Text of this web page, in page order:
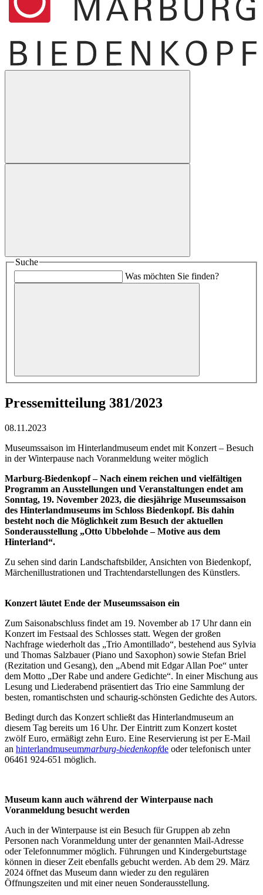
Suche
Was möchten Sie finden?
Pressemitteilung 381/2023
08.11.2023
Museumssaison im Hinterlandmuseum endet mit Konzert – Besuch
in der Winterpause nach Voranmeldung weiter möglich
Marburg-Biedenkopf –Nach einem reichen und vielfältigen
Programm an Ausstellungen und Veranstaltungen endet am
Sonntag, 19. November 2023, die diesjährige Museumssaison
des Hinterlandmuseums im Schloss Biedenkopf. Bis dahin
besteht noch die Möglichkeit zum Besuch der aktuellen
Sonderausstellung „Otto Ubbelohde – Motive aus dem
Hinterland“.
Zu sehen sind darin Landschaftsbilder, Ansichten von Biedenkopf,
Märchenillustrationen und Trachtendarstellungen des Künstlers.
Konzert läutet Ende der Museumssaison ein
Zum Saisonabschluss findet am 19. November ab 17 Uhr dann ein
Konzert im Festsaal des Schlosses statt. Wegen der großen
Nachfrage wiederholt das „Trio Amontillado“, bestehend aus Sylvia
und Thomas Salzbauer (Piano und Saxophon) sowie Stefan Briel
(Rezitation und Gesang), den „Abend mit Edgar Allan Poe“ unter
dem Motto „Der Rabe und andere Gedichte“. In einer Mischung aus
Lesung und Liederabend präsentiert das Trio eine Sammlung der
besten, romantischsten und schaurig-schönsten Gedichte des Autors.
Bedingt durch das Konzert schließt das Hinterlandmuseum an
diesem Tag bereits um 16 Uhr. Der Eintritt zum Konzert kostet
zwölf Euro, ermäßigt zehn Euro. Eine Reservierung ist per E-Mail
an hinterlandmuseummarburg-biedenkopfde oder telefonisch unter
06461 924-651 möglich.
Museum kann auch während der Winterpause nach
Voranmeldung besucht werden
Auch in der Winterpause ist ein Besuch für Gruppen ab zehn
Personen nach Voranmeldung unter der genannten Mail-Adresse
oder Telefonnummer möglich. Führungen und Kindergeburtstage
können in dieser Zeit ebenfalls gebucht werden. Ab dem 29. März
2024 öffnet das Museum dann wieder zu den regulären
Öffnungszeiten und mit einer neuen Sonderausstellung.